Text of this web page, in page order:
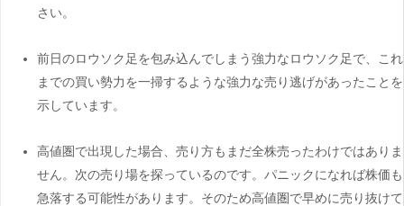
さい。
前日のロウソク足を包み込んでしまう強力なロウソク足で、これ
までの買い勢力を一掃するような強力な売り逃げがあったことを
示しています。
高値圏で出現した場合、売り方もまだ全株売ったわけではありま
せん。次の売り場を探っているのです。パニックになれば株価も
急落する可能性があります。そのため高値圏で早めに売り抜けて